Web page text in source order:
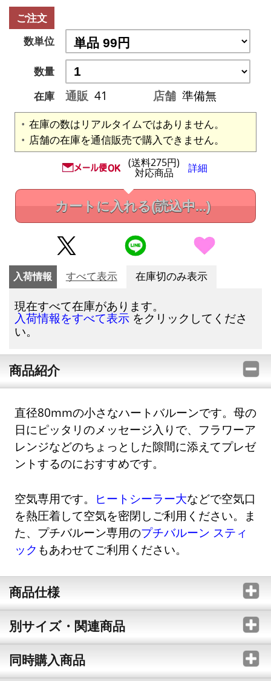
ご注文
数単位
数量
在庫
通販 41 店舗 準備無
在庫の数はリアルタイムではありません。
店舗の在庫を通信販売で購入できません。
(送料275円)
対応商品 詳細
カートに入れる(読込中...)
入荷情報 すべて表示 在庫切のみ表示
現在すべて在庫があります。
入荷情報をすべて表示 をクリックしてくださ
い。
商品紹介
直径80mmの小さなハートバルーンです。母の
日にピッタリのメッセージ入りで、フラワーア
レンジなどのちょっとした隙間に添えてプレゼ
ントするのにおすすめです。
空気専用です。 ヒートシーラー大などで空気口
を熱圧着して空気を密閉しご利用ください。ま
た、プチバルーン専用のプチバルーン スティ
ック もあわせてご利用ください。
商品仕様
別サイズ・関連商品
同時購入商品